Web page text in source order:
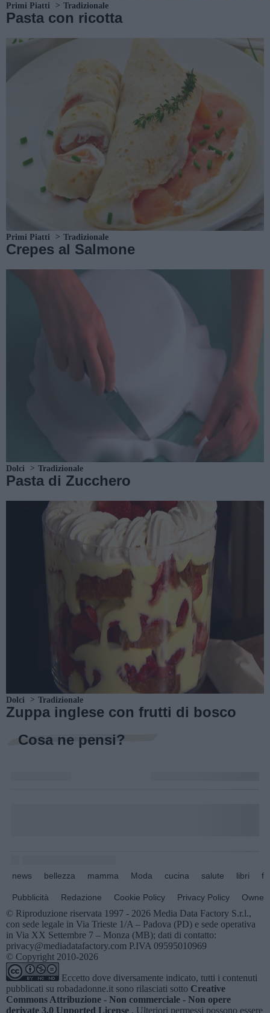
Primi Piatti Tradizionale
Pasta con ricotta
Primi Piatti Tradizionale
Crepes al Salmone
Dolci Tradizionale
Pasta di Zucchero
Dolci Tradizionale
Zuppa inglese con frutti di bosco
Cosa ne pensi?
news bellezza mamma Moda cucina salute libri
Pubblicità Redazione Cookie Policy Privacy Policy
© Riproduzione riservata 1997 - 2026 Media Data Factory S.r.l.,
con sede legale in Via Trieste 1/A – Padova (PD) e sede operativa
in Via XX Settembre 7 – Monza (MB); dati di contatto:
privacy@mediadatafactory.com P.IVA 09595010969
© Copyright 2010-2026
Eccetto dove diversamente indicato, tutti i contenuti
pubblicati su robadadonne.it sono rilasciati sotto Creative
Commons Attribuzione - Non commerciale - Non opere
derivate 3.0 Unported License . Ulteriori permessi possono essere